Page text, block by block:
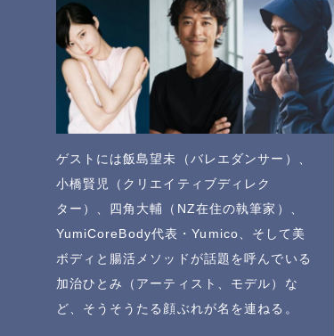
ゲストには飯島望未（バレエダンサー）、
小橋賢児（クリエイティブディレク
ター）、四角大輔（NZ在住の執筆家）、
YumiCoreBody代表・Yumico、そして美
ボディと腸活メソッドが話題を呼んでいる
加治ひとみ（アーティスト、モデル）な
ど、そうそうたる顔ぶれが名を連ねる。